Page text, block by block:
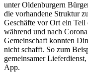
unter Oldenburgern
die vorhandene Struktur
Geschäfte vor Ort ein Teil
während und nach
Gemeinschaft konnten
nicht schafft. So zum
gemeinsamer
App.